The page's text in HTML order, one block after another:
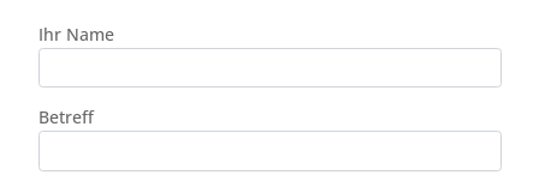
Ihr Name
Betreff